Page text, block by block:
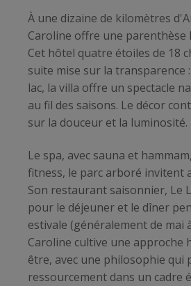
À une dizaine de kilomètres
Caroline offre une parenthèse
Cet hôtel quatre étoiles de 18
suite mise sur la transparence
lac, la villa offre un spectacle
au fil des saisons. Le décor
sur la douceur et la luminosité.
Le spa, avec sauna et
fitness, le parc arboré invitent
Son restaurant saisonnier, Le
pour le déjeuner et le dîner
estivale (généralement de mai
Caroline cultive une approche
être, avec une philosophie qui
ressourcement dans un cadre